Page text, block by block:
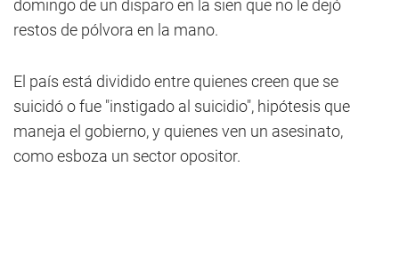
domingo de un disparo en la sien que no le dejó
restos de pólvora en la mano.
El país está dividido entre quienes creen que se
suicidó o fue "instigado al suicidio", hipótesis que
maneja el gobierno, y quienes ven un asesinato,
como esboza un sector opositor.